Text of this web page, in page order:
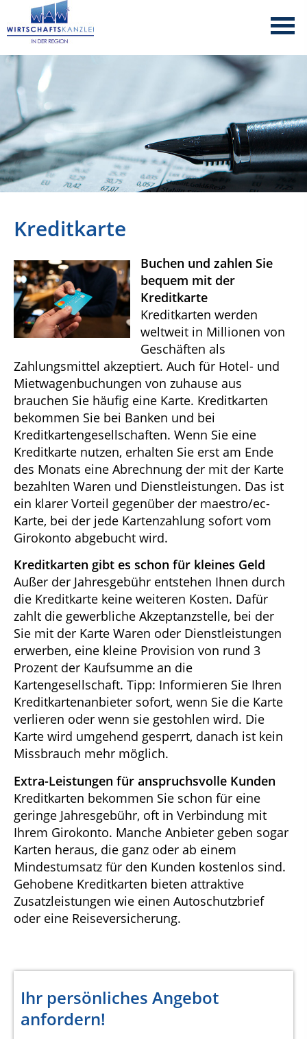
Kreditkarte
Buchen und zahlen Sie
bequem mit der
Kreditkarte
Kreditkarten werden
weltweit in Millionen von
Geschäften als
Zahlungsmittel akzeptiert. Auch für Hotel- und
Mietwagenbuchungen von zuhause aus
brauchen Sie häufig eine Karte. Kreditkarten
bekommen Sie bei Banken und bei
Kreditkartengesellschaften. Wenn Sie eine
Kreditkarte nutzen, erhalten Sie erst am Ende
des Monats eine Abrechnung der mit der Karte
bezahlten Waren und Dienstleistungen. Das ist
ein klarer Vorteil gegenüber der maestro/ec-
Karte, bei der jede Kartenzahlung sofort vom
Girokonto abgebucht wird.
Kreditkarten gibt es schon für kleines Geld
Außer der Jahresgebühr entstehen Ihnen durch
die Kreditkarte keine weiteren Kosten. Dafür
zahlt die gewerbliche Akzeptanzstelle, bei der
Sie mit der Karte Waren oder Dienstleistungen
erwerben, eine kleine Provision von rund 3
Prozent der Kaufsumme an die
Kartengesellschaft. Tipp: Informieren Sie Ihren
Kreditkartenanbieter sofort, wenn Sie die Karte
verlieren oder wenn sie gestohlen wird. Die
Karte wird umgehend gesperrt, danach ist kein
Missbrauch mehr möglich.
Extra-Leistungen für anspruchsvolle Kunden
Kreditkarten bekommen Sie schon für eine
geringe Jahresgebühr, oft in Verbindung mit
Ihrem Girokonto. Manche Anbieter geben sogar
Karten heraus, die ganz oder ab einem
Mindestumsatz für den Kunden kostenlos sind.
Gehobene Kreditkarten bieten attraktive
Zusatzleistungen wie einen Autoschutzbrief
oder eine Reiseversicherung.
Ihr persönliches Angebot
anfordern!
Datenschutzerklärung